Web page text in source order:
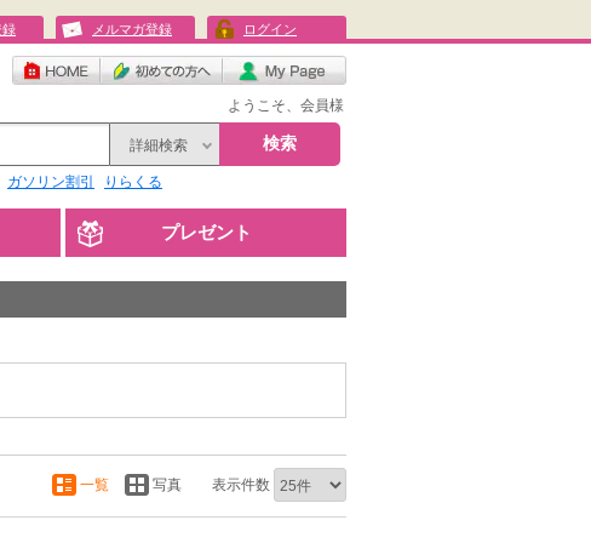
録 メルマガ登録 ログイン
ようこそ、会員様
詳細検索 検索
ガソリン割引 りらくる
プレゼント
一覧 写真 表示件数